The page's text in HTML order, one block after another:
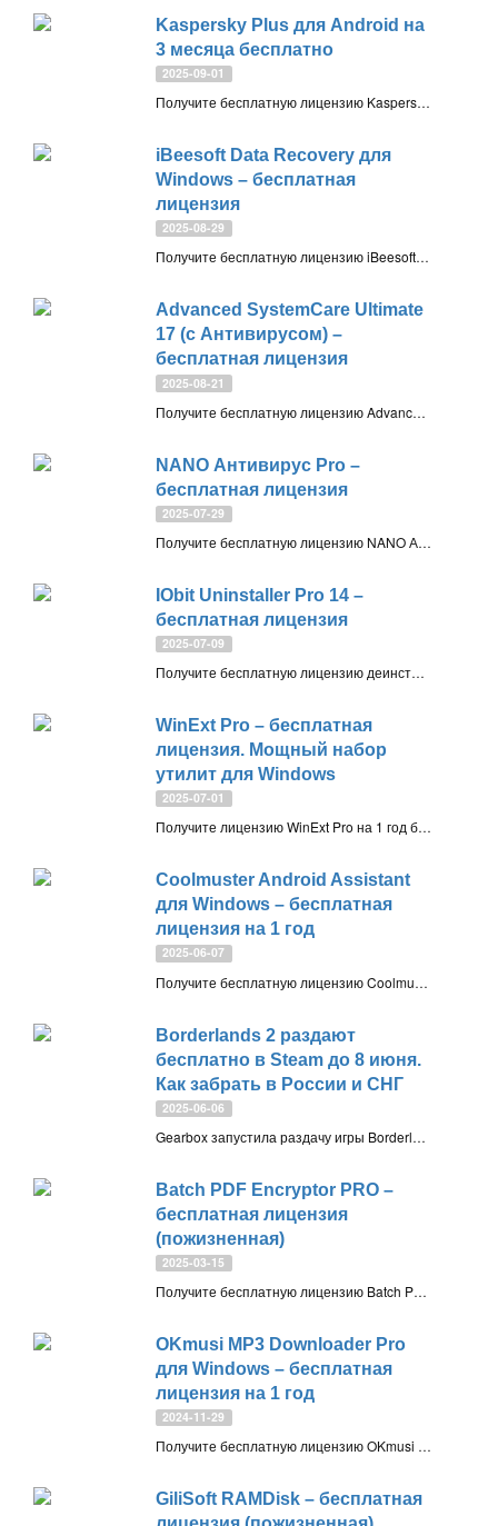
Kaspersky Plus для Android на
3 месяца бесплатно
2025-09-01
Получите бесплатную лицензию Kaspersky Plus для Android на 3 месяца. Мобильный Антивирус Касперского предлагает следующие функции: автоматическая защита от угроз, защита приложений, анти-фишинг, поиск устройства, управление паролями и приватностью
iBeesoft Data Recovery для
Windows – бесплатная
лицензия
2025-08-29
Получите бесплатную лицензию iBeesoft Data Recovery для Windows. Программное обеспечение для восстановления данных для разных устройств, поддерживает более 1000 типов файлов
Advanced SystemCare Ultimate
17 (с Антивирусом) –
бесплатная лицензия
2025-08-21
Получите бесплатную лицензию Advanced SystemCare Ultimate 17.5. Антивирус с движком Bitdefender, защита от вредоносных сайтов и загрузок, монитор ресурсов и различные инструменты для оптимизации и настройки системы Windows
NANO Антивирус Pro –
бесплатная лицензия
2025-07-29
Получите бесплатную лицензию NANO Антивирус Pro. Антивирусное решение предлагает современные технологии для защиты компьютера от всех видов вредоносных программ и онлайн-угроз
IObit Uninstaller Pro 14 –
бесплатная лицензия
2025-07-09
Получите бесплатную лицензию деинсталлятора IObit Uninstaller Pro 14.4. Инструмент предлагает возможности полного удаления нежелательных программ, папок, расширений и плагинов, не оставляя файлов и следов в реестре системы
WinExt Pro – бесплатная
лицензия. Мощный набор
утилит для Windows
2025-07-01
Получите лицензию WinExt Pro на 1 год бесплатно. Утилита позволяет находить дубликаты файлов и большие ресурсы для освобождения места на диске, помогает отслеживать активность Windows, выполнять пакетные операции и синхронизировать ресурсы
Coolmuster Android Assistant
для Windows – бесплатная
лицензия на 1 год
2025-06-07
Получите бесплатную лицензию Coolmuster Android Assistant на 1 год. Универсальный инструмент для управления Android смартфоном или планшетом на вашем Windows компьютере и создания резервных копий важных данных
Borderlands 2 раздают
бесплатно в Steam до 8 июня.
Как забрать в России и СНГ
2025-06-06
Gearbox запустила раздачу игры Borderlands 2 — культовый лутер-шутер 2012 года можно бесплатно получить в Steam до 8 июня, в том числе в России и странах СНГ. Играйте в одиночку или в кооперативе
Batch PDF Encryptor PRO –
бесплатная лицензия
(пожизненная)
2025-03-15
Получите бесплатную лицензию Batch PDF Encryptor PRO (пожизненная). Инструмент позволяет защищать конфиденциальные файлы PDF от несанкционированного просмотра, печати, копирования или редактирования
OKmusi MP3 Downloader Pro
для Windows – бесплатная
лицензия на 1 год
2024-11-29
Получите бесплатную лицензию OKmusi MP3 Downloader Pro на 1 год для Windows. Программа для скачивания аудиофайлов в формате MP3 с более чем 900 сайтов. Доступны поиск по ключевым словам или URL, скачивание аудио до 320 кбит/с, пакетная загрузка и встроенный MP3-плеер
GiliSoft RAMDisk – бесплатная